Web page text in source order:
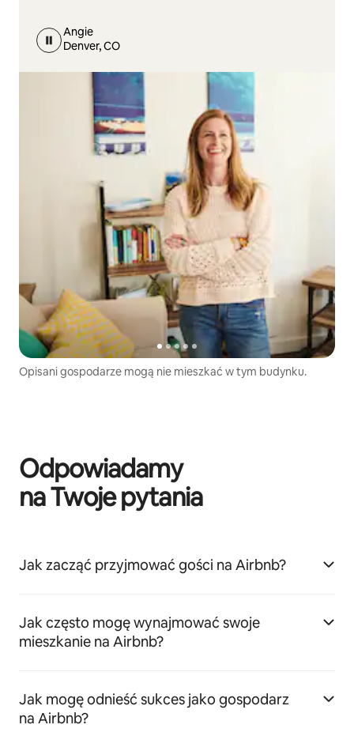
Angie
Denver, CO
Opisani gospodarze mogą nie mieszkać w tym budynku.
Odpowiadamy
na Twoje pytania
Jak zacząć przyjmować gości na Airbnb?
Jak często mogę wynajmować swoje
mieszkanie na Airbnb?
Jak mogę odnieść sukces jako gospodarz
na Airbnb?